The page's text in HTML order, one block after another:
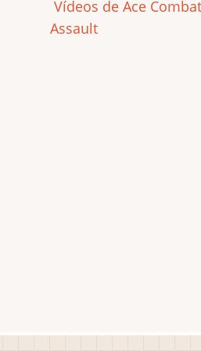
Vídeos de Ace
Assault